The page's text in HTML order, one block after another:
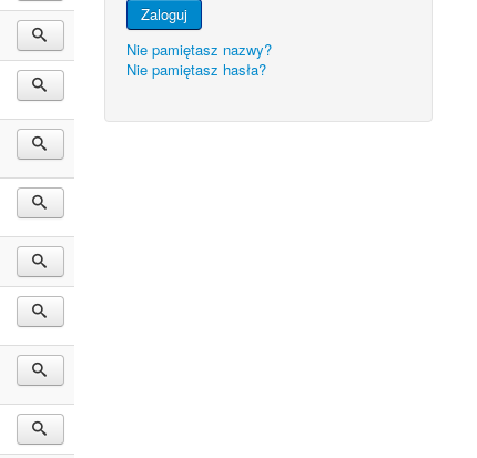
Zaloguj
Nie pamiętasz nazwy?
Nie pamiętasz hasła?